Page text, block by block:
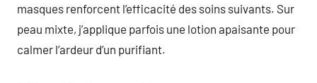
masques renforcent l’efficacité des soins suivants. Sur
peau mixte, j’applique parfois une lotion apaisante pour
calmer l’ardeur d’un purifiant.